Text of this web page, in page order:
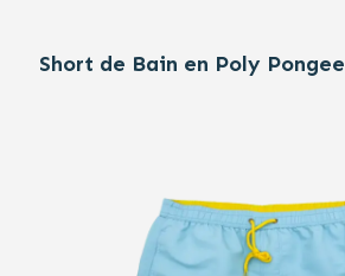
Short de Bain en Poly Pongee